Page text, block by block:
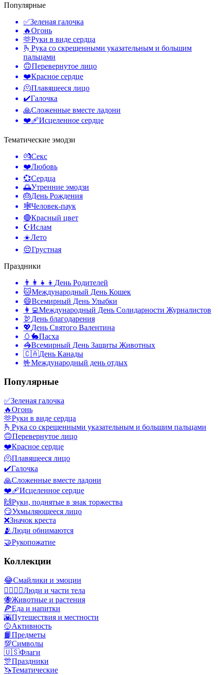
Популярные
✅Зеленая галочка
🔥Огонь
🫶Руки в виде сердца
🫰 Рука со скрещенными указательным и большим
пальцами
🙃Перевернутое лицо
❤️Красное сердце
🫠Плавящееся лицо
✔️Галочка
🙏Сложенные вместе ладони
❤️‍🩹Исцеленное сердце
Тематические эмодзи
💏Секс
❤️Любовь
💞Сердца
🌅Утренние эмодзи
🎂День Рождения
🕸️Человек-паук
🔴Красный цвет
☪️Ислам
☀️Лето
😔Грустная
Праздники
👨‍👩‍👧‍👦 День Родителей
🐱Международный День Кошек
😄Всемирный День Улыбки
👩‍💻Международный День Солидарности Журналистов
🦃День благодарения
💖День Святого Валентина
🥚🐇Пасха
🦓Всемирный День Защиты Животных
🇨🇦День Канады
🤟Международный день отдых
Популярные
✅Зеленая галочка
🔥Огонь
🫶Руки в виде сердца
🫰 Рука со скрещенными указательным и большим пальцами
🙃Перевернутое лицо
❤️Красное сердце
🫠Плавящееся лицо
✔️Галочка
🙏Сложенные вместе ладони
❤️‍🩹Исцеленное сердце
🙌Руки, поднятые в знак торжества
😏Ухмыляющееся лицо
❌Значок креста
🫂Люди обнимаются
🤝Рукопожатие
Коллекции
😂Смайлики и эмоции
👩‍❤️‍💋‍👨Люди и части тела
🐝Животные и растения
🍕Еда и напитки
🌇Путешествия и местности
🥎Активность
📙Предметы
💯Символы
🇺🇸Флаги
🎊Праздники
🦄Тематические